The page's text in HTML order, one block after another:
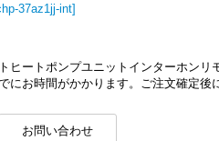
37az1jj-int]
ヒートポンプユニットインターホン
にお時間がかかります。ご注文確定後